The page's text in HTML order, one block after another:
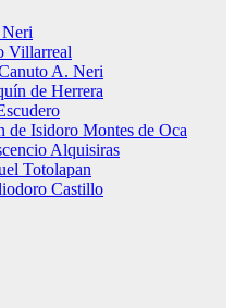
Villarreal
A. Neri
de Herrera
Isidoro Montes de Oca
Alquisiras
Totolapan
Castillo